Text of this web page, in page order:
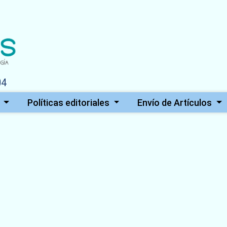
Políticas editoriales Envío de Artículos